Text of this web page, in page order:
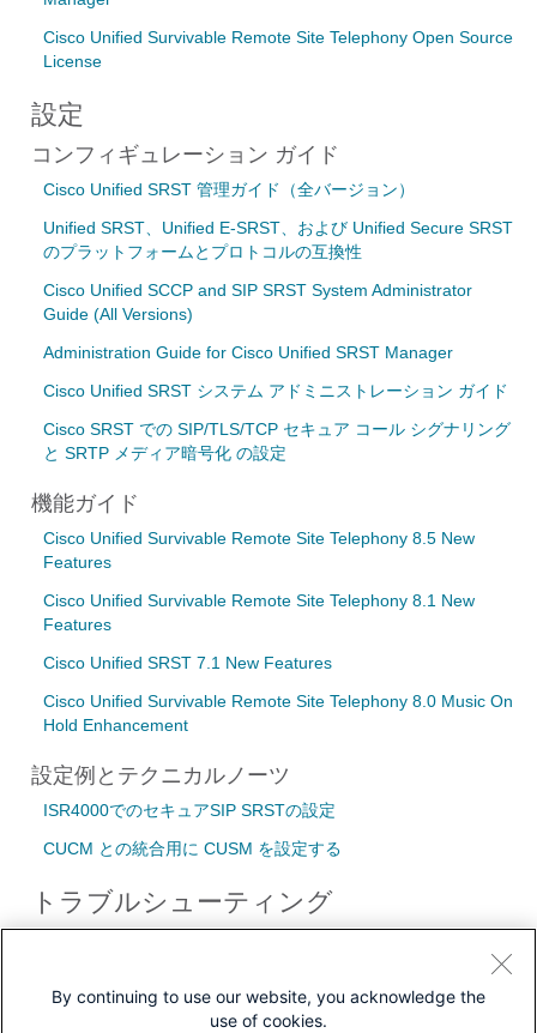
Cisco Unified Survivable Remote Site Telephony Open Source
License
設定
コンフィギュレーション ガイド
Cisco Unified SRST 管理ガイド（全バージョン）
Unified SRST、Unified E-SRST、および Unified Secure SRST
のプラットフォームとプロトコルの互換性
Cisco Unified SCCP and SIP SRST System Administrator
Guide (All Versions)
Administration Guide for Cisco Unified SRST Manager
Cisco Unified SRST システム アドミニストレーション ガイド
Cisco SRST での SIP/TLS/TCP セキュア コール シグナリング
と SRTP メディア暗号化 の設定
機能ガイド
Cisco Unified Survivable Remote Site Telephony 8.5 New
Features
Cisco Unified Survivable Remote Site Telephony 8.1 New
Features
Cisco Unified SRST 7.1 New Features
Cisco Unified Survivable Remote Site Telephony 8.0 Music On
Hold Enhancement
設定例とテクニカルノーツ
ISR4000でのセキュアSIP SRSTの設定
CUCM との統合用に CUSM を設定する
トラブルシューティング
SRSTマネージャ – SIP電話機がSRSTルータに登録されない
By continuing to use our website, you acknowledge the
use of cookies.